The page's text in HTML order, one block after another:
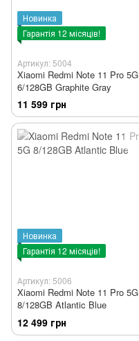
Новинка
Гарантія 12 місяців!
Артикул: 5004
Xiaomi Redmi Note 11 Pro 5G
6/128GB Graphite Gray
11 599 грн
Новинка
Гарантія 12 місяців!
Артикул: 5006
Xiaomi Redmi Note 11 Pro 5G
8/128GB Atlantic Blue
12 499 грн